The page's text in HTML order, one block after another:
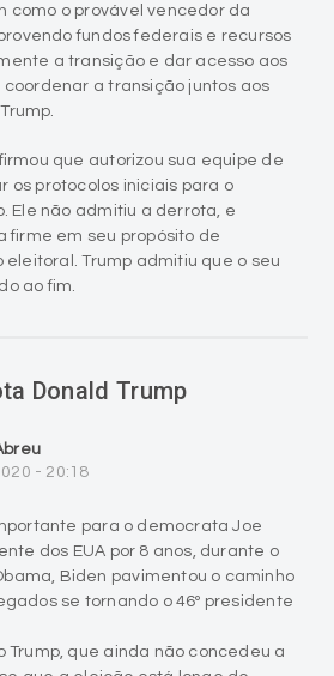
como o provável vencedor da
fundos federais e recursos
a transição e dar acesso aos
a transição juntos aos
que autorizou sua equipe de
os protocolos iniciais para o
Ele não admitiu a derrota, e
firme em seu propósito de
eleitoral. Trump admitiu que o seu
ao fim.
Donald Trump
- 20:18
para o democrata Joe
dos EUA por 8 anos, durante o
Biden pavimentou o caminho
se tornando o 46º presidente
Trump, que ainda não concedeu a